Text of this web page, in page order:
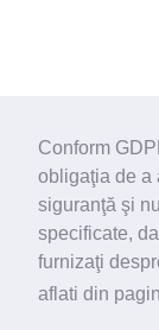
Conform
obligaţia de a
siguranţă şi
specificate,
furnizaţi
aflati din